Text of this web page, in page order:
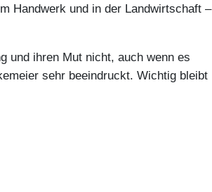
Handwerk und in der Landwirtschaft –
und ihren Mut nicht, auch wenn es
sehr beeindruckt. Wichtig bleibt